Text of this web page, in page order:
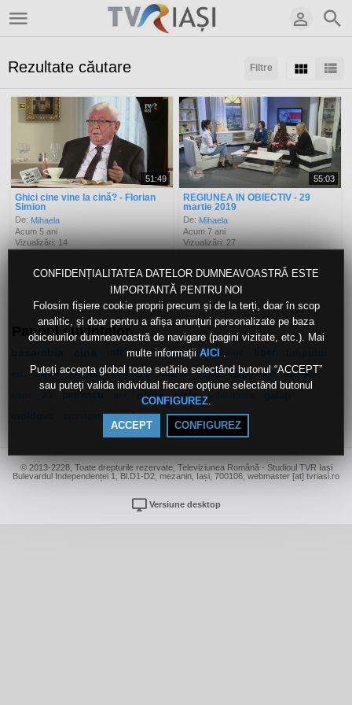
CONFIDENȚIALITATEA DATELOR DUMNEAVOASTRĂ ESTE
IMPORTANTĂ PENTRU NOI
Folosim fișiere cookie proprii precum și de la terți, doar în scop
analitic, și doar pentru a afișa anunțuri personalizate pe baza
obiceiurilor dumneavoastră de navigare (pagini vizitate, etc.). Mai
multe informații AICI .
Puteți accepta global toate setările selectând butonul “ACCEPT”
sau puteți valida individual fiecare opțiune selectând butonul
CONFIGUREZ.
ACCEPT CONFIGUREZ
Filtre
Rezultate căutare
Sortaţi după:
Arată:
Rezultate/pagină:
51:49
Ghici cine vine la cină? - Florian
Simion
De: Mihaela
Acum 5 ani
Vizualizări: 14
55:03
REGIUNEA IN OBIECTIV - 29
martie 2019
De: Mihaela
Acum 7 ani
Vizualizări: 27
Panoul cuvintelor
tvr august moscaliuc
adrian scena oisteanu nadia ioan istov dr cascaval
oltita stela solidaritate
constantin sofron
© 2013-2228, Toate drepturile rezervate, Televiziunea Română - Studioul TVR Iași
Bulevardul Independenței 1, Bl.D1-D2, mezanin, Iași, 700106, webmaster [at] tvriasi.ro
Versiune desktop